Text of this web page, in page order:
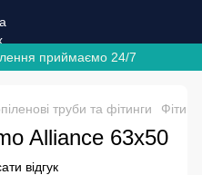
приймаємо 24/7
труби та фітинги
Alliance 63х50
відгук